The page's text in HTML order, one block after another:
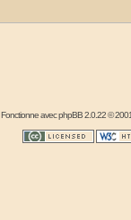
Fonctionne avecphpBB2.0.22 ©